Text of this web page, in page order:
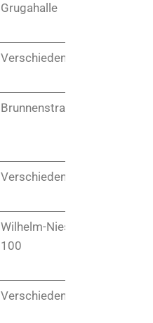
Grugahalle
Verschiedene Standorte
Brunnenstraße/
Verschiedene Standorte
Wilhelm-Nieswandt-Allee
100
Verschiedene Standorte